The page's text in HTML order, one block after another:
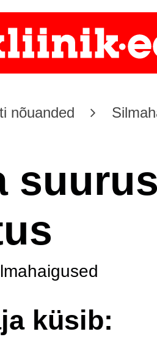
nõuanded
küsib: